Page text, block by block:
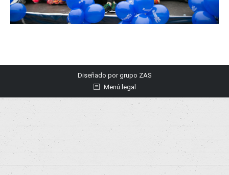
Diseñado porgrupo ZAS
Menú legal